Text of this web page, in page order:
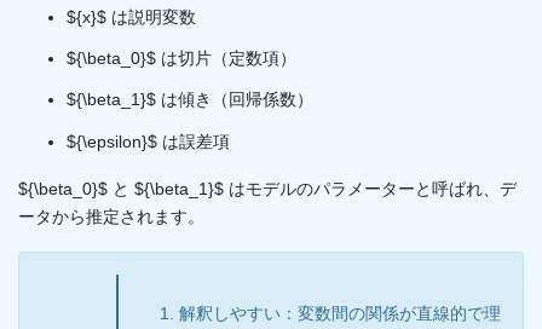
${x}$ は説明変数
${\beta_0}$ は切片（定数項）
${\beta_1}$ は傾き（回帰係数）
${\epsilon}$ は誤差項
${\beta_0}$ と ${\beta_1}$ はモデルのパラメーターと呼ばれ、デ
ータから推定されます。
解釈しやすい：変数間の関係が直線的で理